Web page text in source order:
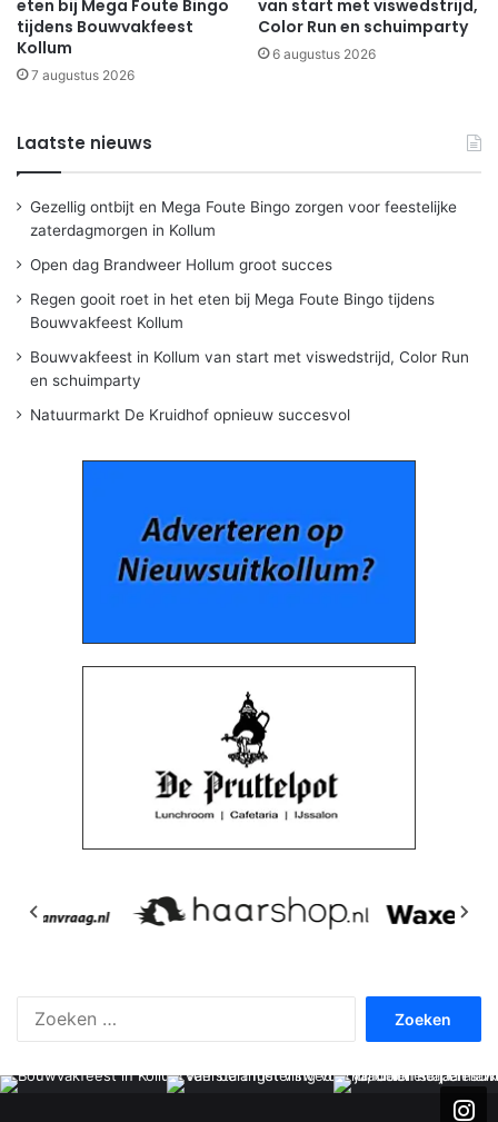
eten bij Mega Foute Bingo
tijdens Bouwvakfeest
Kollum
7 augustus 2026
van start met viswedstrijd,
Color Run en schuimparty
6 augustus 2026
Laatste nieuws
Gezellig ontbijt en Mega Foute Bingo zorgen voor feestelijke
zaterdagmorgen in Kollum
Open dag Brandweer Hollum groot succes
Regen gooit roet in het eten bij Mega Foute Bingo tijdens
Bouwvakfeest Kollum
Bouwvakfeest in Kollum van start met viswedstrijd, Color Run
en schuimparty
Natuurmarkt De Kruidhof opnieuw succesvol